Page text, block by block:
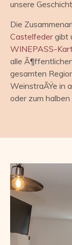
unsere
Die
Castelfedergibt
WINEPASS-
alle
gesamten
WeinstraÃŸe in
oder zum halben